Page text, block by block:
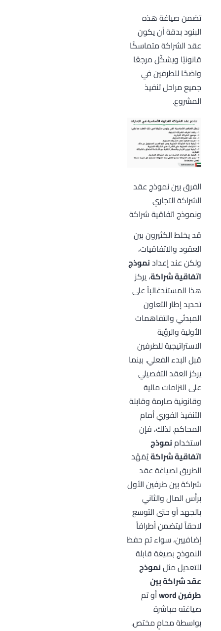
تضمن صياغة هذه
البنود بدقة أن يكون
عقد الشراكة متماسكًا
قانونيًا ويشكّل مرجعًا
واضحًا للطرفين في
جميع مراحل تنفيذ
المشروع.
الفرق بين نموذج عقد
الشراكة التجاري
ونموذج اتفاقية شراكة
قد يخلط الكثيرون بين
العقود والاتفاقيات،
ولكن عند إعدادنموذج
اتفاقية شراكة، يركز
هذا المستندغالباً على
تحديد إطار التعاون
المبدئي والتفاهمات
الأولية والرؤية
الاستراتيجية للطرفين
قبل البدء الفعلي. بينما
يركز العقد التفصيلي
على التزامات مالية
وقانونية صارمة وقابلة
التنفيذ الفوري أمام
المحاكم. لذلك، فإن
استخدامنموذج
اتفاقية شراكةيُمَهّد
الطريق لصياغة عقد
شراكة بين طرفين الأول
برأس المال والثاني
بالجهد أو حتى التوسع
لاحقاً ليتضمن أطرافاً
إضافيين، سواء تم حفظ
النموذج بصيغة قابلة
للتعديل مثلنموذج
عقد شراكة بين
طرفين word
أو تم
صياغته مباشرة
بواسطة محامٍ مختص.